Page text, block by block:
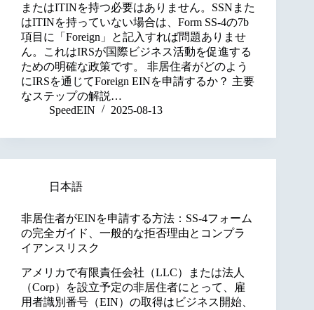
またはITINを持つ必要はありません。SSNまた
はITINを持っていない場合は、Form SS-4の7b
項目に「Foreign」と記入すれば問題ありませ
ん。これはIRSが国際ビジネス活動を促進する
ための明確な政策です。 非居住者がどのよう
にIRSを通じてForeign EINを申請するか？ 主要
なステップの解説…
SpeedEIN
2025-08-13
日本語
非居住者がEINを申請する方法：SS-4フォーム
の完全ガイド、一般的な拒否理由とコンプラ
イアンスリスク
アメリカで有限責任会社（LLC）または法人
（Corp）を設立予定の非居住者にとって、雇
用者識別番号（EIN）の取得はビジネス開始、